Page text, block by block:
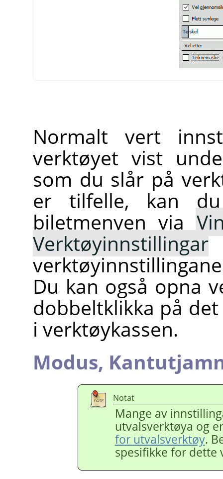
Normalt vert
verktøyet vist
som du slår på
er tilfelle, kan
biletmenyen via
Verktøyinnstillingar
Du kan også opna
dobbeltklikka på
i verktøykassen.
Modus,
Notat
Mange av
utvalsverktøya og
for utvalsverktøy.
spesifikke for dette